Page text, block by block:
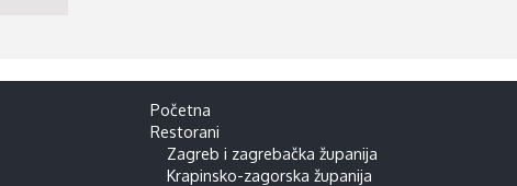
Početna
Restorani
Zagreb i zagrebačka županija
Krapinsko-zagorska županija